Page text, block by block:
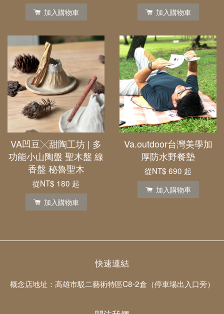
加入購物車 加入購物車
VA凹豆╳甜陶工坊 | 多
功能小山陶盤 聖木盤 線
香盤 秘魯聖木
從NT$ 180 起
加入購物車
Va.outdoor台灣美學加
厚防水野餐墊
從NT$ 690 起
加入購物車
快速連結
概念店地址：高雄市駁二藝術特區C8-2倉（停車場出入口旁）